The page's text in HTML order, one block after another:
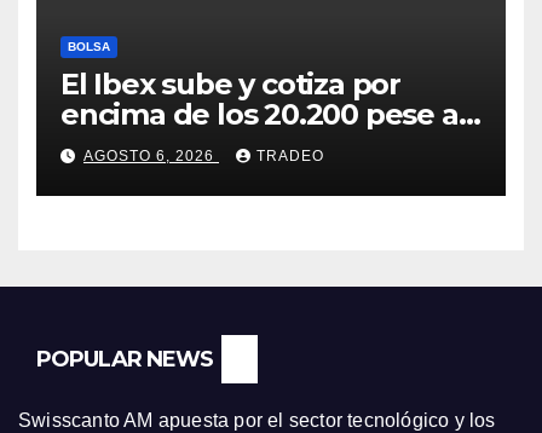
BOLSA
El Ibex sube y cotiza por
encima de los 20.200 pese al
‘sell off’ de la tecnología
AGOSTO 6, 2026 TRADEO
POPULAR NEWS
Swisscanto AM apuesta por el sector tecnológico y los